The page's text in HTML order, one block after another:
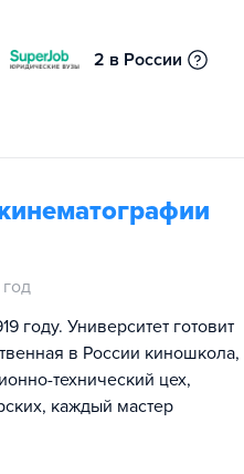
2 в России
году. Университет готовит
в России киношкола,
технический цех,
каждый мастер